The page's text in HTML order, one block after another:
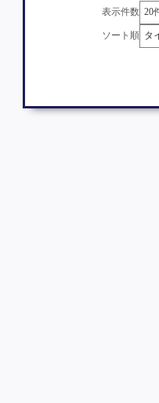
表示件数
ソート順